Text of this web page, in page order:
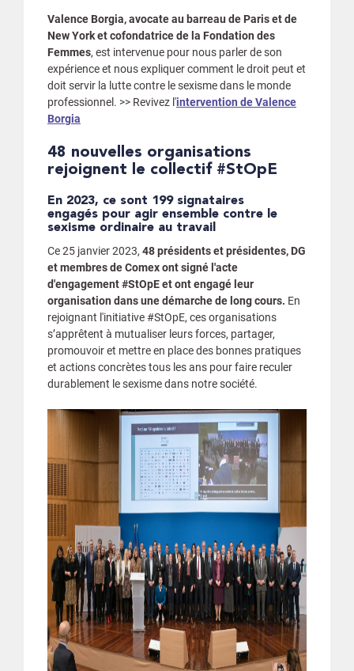
Valence Borgia, avocate au barreau de Paris et de
New York et cofondatrice de la Fondation des
Femmes, est intervenue pour nous parler de son
expérience et nous expliquer comment le droit peut et
doit servir la lutte contre le sexisme dans le monde
professionnel. >> Revivez l'intervention de Valence
Borgia
48 nouvelles organisations
rejoignent le collectif #StOpE
En 2023, ce sont 199 signataires
engagés pour agir ensemble contre le
sexisme ordinaire au travail
Ce 25 janvier 2023, 48 présidents et présidentes, DG
et membres de Comexont signé l'acte
d'engagement #StOpE et ont engagé leur
organisation dans une démarche de long cours. En
rejoignant l'initiative #StOpE, ces organisations
s’apprêtent à mutualiser leurs forces, partager,
promouvoir et mettre en place des bonnes pratiques
et actions concrètes tous les ans pour faire reculer
durablement le sexisme dans notre société.